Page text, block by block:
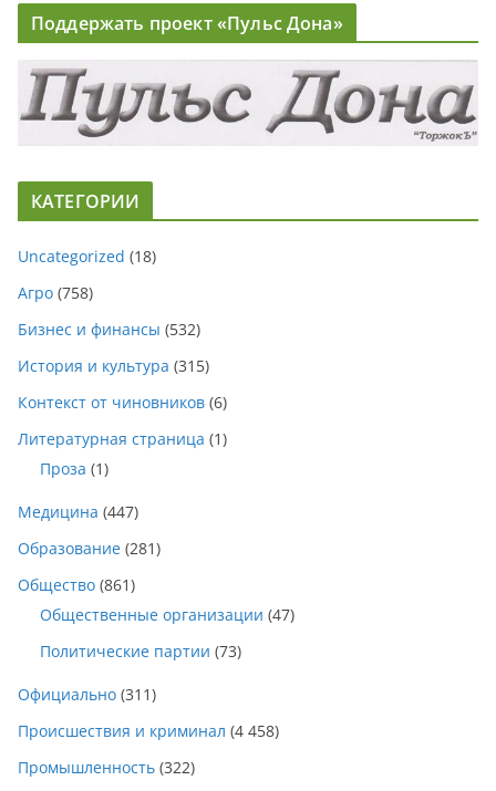
Поддержать проект «Пульс Дона»
КАТЕГОРИИ
Uncategorized (18)
Агро (758)
Бизнес и финансы (532)
История и культура (315)
Контекст от чиновников (6)
Литературная страница (1)
Проза (1)
Медицина (447)
Образование (281)
Общество (861)
Общественные организации (47)
Политические партии (73)
Официально (311)
Происшествия и криминал (4 458)
Промышленность (322)